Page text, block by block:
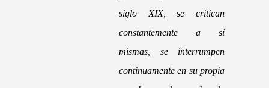
siglo XIX, se critican
constantemente a sí
mismas, se interrumpen
continuamente en su propia